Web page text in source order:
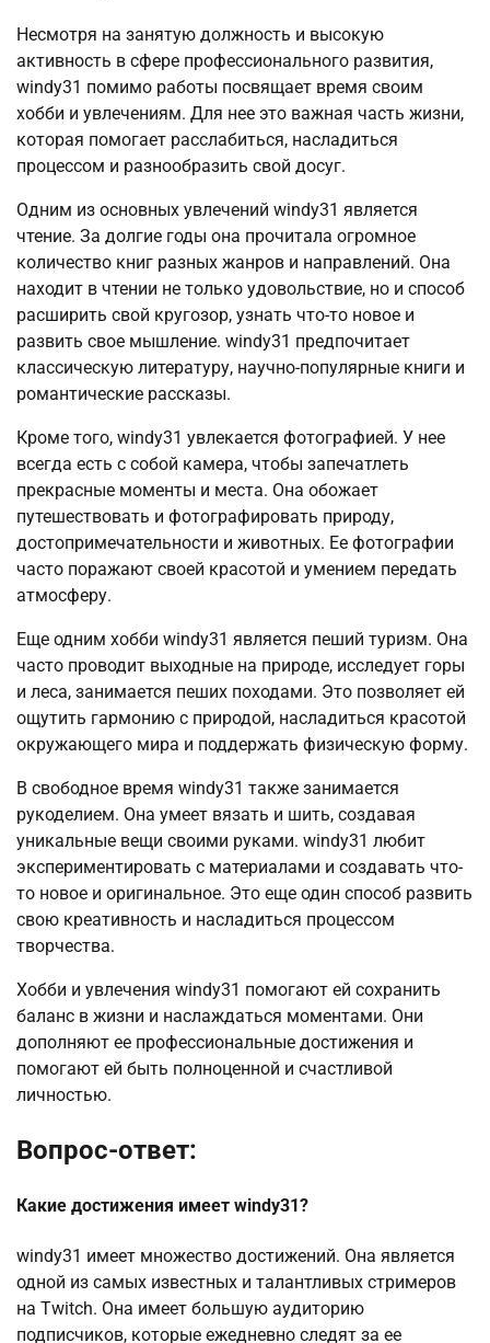
Несмотря на занятую должность и высокую
активность в сфере профессионального развития,
windy31 помимо работы посвящает время своим
хобби и увлечениям. Для нее это важная часть жизни,
которая помогает расслабиться, насладиться
процессом и разнообразить свой досуг.
Одним из основных увлечений windy31 является
чтение. За долгие годы она прочитала огромное
количество книг разных жанров и направлений. Она
находит в чтении не только удовольствие, но и способ
расширить свой кругозор, узнать что-то новое и
развить свое мышление. windy31 предпочитает
классическую литературу, научно-популярные книги и
романтические рассказы.
Кроме того, windy31 увлекается фотографией. У нее
всегда есть с собой камера, чтобы запечатлеть
прекрасные моменты и места. Она обожает
путешествовать и фотографировать природу,
достопримечательности и животных. Ее фотографии
часто поражают своей красотой и умением передать
атмосферу.
Еще одним хобби windy31 является пеший туризм. Она
часто проводит выходные на природе, исследует горы
и леса, занимается пеших походами. Это позволяет ей
ощутить гармонию с природой, насладиться красотой
окружающего мира и поддержать физическую форму.
В свободное время windy31 также занимается
рукоделием. Она умеет вязать и шить, создавая
уникальные вещи своими руками. windy31 любит
экспериментировать с материалами и создавать что-
то новое и оригинальное. Это еще один способ развить
свою креативность и насладиться процессом
творчества.
Хобби и увлечения windy31 помогают ей сохранить
баланс в жизни и наслаждаться моментами. Они
дополняют ее профессиональные достижения и
помогают ей быть полноценной и счастливой
личностью.
Вопрос-ответ:
Какие достижения имеет windy31?
windy31 имеет множество достижений. Она является
одной из самых известных и талантливых стримеров
на Twitch. Она имеет большую аудиторию
подписчиков, которые ежедневно следят за ее